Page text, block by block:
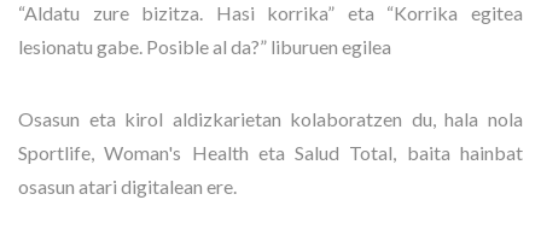
“Aldatu zure bizitza. Hasi korrika” eta “Korrika egitea
lesionatu gabe. Posible al da?” liburuen egilea
Osasun eta kirol aldizkarietan kolaboratzen du, hala nola
Sportlife, Woman's Health eta Salud Total, baita hainbat
osasun atari digitalean ere.